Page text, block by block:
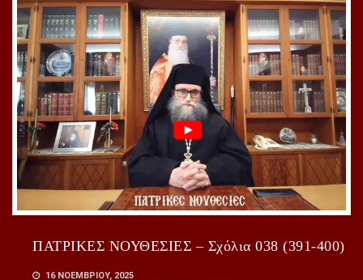
ΠΑΤΡΙΚΕΣ ΝΟΥΘΕΣΙΕΣ – Σχόλια 038 (391-400)
16 ΝΟΕΜΒΡΊΟΥ, 2025